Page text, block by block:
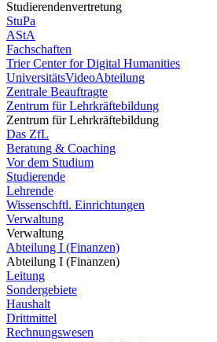
Studierendenvertretung
StuPa
AStA
Fachschaften
Trier Center for Digital Humanities
UniversitätsVideoAbteilung
Zentrale Beauftragte
Zentrum für Lehrkräftebildung
Zentrum für Lehrkräftebildung
Das ZfL
Beratung & Coaching
Vor dem Studium
Studierende
Lehrende
Wissenschftl. Einrichtungen
Verwaltung
Verwaltung
Abteilung I (Finanzen)
Abteilung I (Finanzen)
Leitung
Sondergebiete
Haushalt
Drittmittel
Rechnungswesen